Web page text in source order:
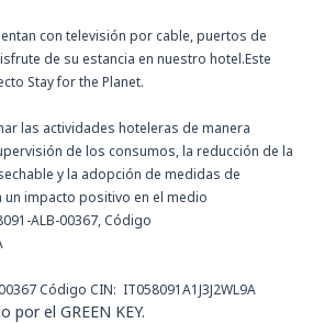
con televisión por cable, puertos de
de su estancia en nuestro hotel.Este
Stay for the Planet.
las actividades hoteleras de manera
de los consumos, la reducción de la
y la adopción de medidas de
un impacto positivo en el medio
ALB-00367, Código
Código CIN: IT058091A1J3J2WL9A
el GREEN KEY.